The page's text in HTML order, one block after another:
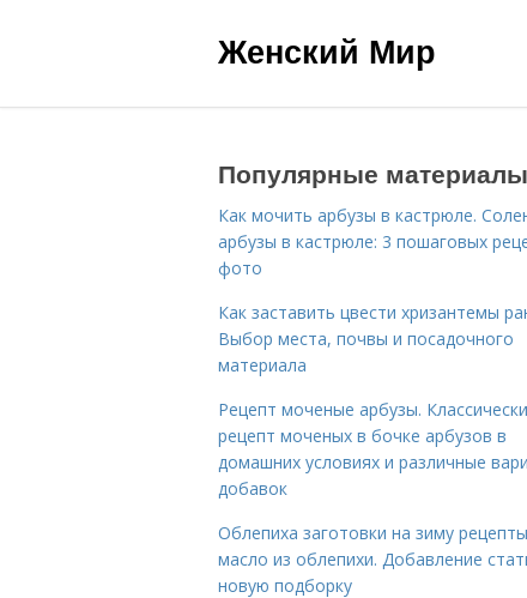
Женский Мир
Популярные материалы
Как мочить арбузы в кастрюле.
арбузы в кастрюле: 3 пошаговых
фото
Как заставить цвести хризантемы
Выбор места, почвы и посадочного
материала
Рецепт моченые арбузы.
рецепт моченых в бочке арбузов в
домашних условиях и различные
добавок
Облепиха заготовки на зиму рецепты
масло из облепихи. Добавление
новую подборку